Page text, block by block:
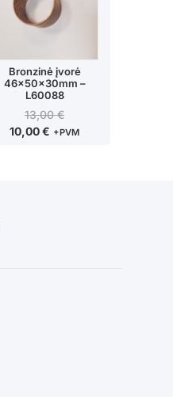
Bronzinė įvorė
46x50x30mm –
L60088
13,00€
10,00€ +PVM